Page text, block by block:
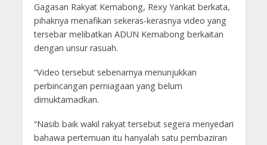
Gagasan Rakyat Kemabong, Rexy Yankat berkata,
pihaknya menafikan sekeras-kerasnya video yang
tersebar melibatkan ADUN Kemabong berkaitan
dengan unsur rasuah.
“Video tersebut sebenarnya menunjukkan
perbincangan perniagaan yang belum
dimuktamadkan.
“Nasib baik wakil rakyat tersebut segera menyedari
bahawa pertemuan itu hanyalah satu pembaziran